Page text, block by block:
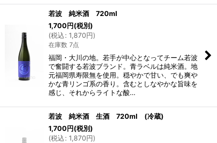
若波 純米酒 720ml
1,700円(税別)
(税込: 1,870円)
在庫数 7点
福岡・大川の地。若手が中心となってチーム若波
で奮闘する若波ブランド。青ラベルは純米酒。地
元福岡県寿限無を使用。穏やかで甘い、でも爽や
かな青リンゴ系の香り。含むとしなやかな旨味を
感じ、それからライトな酸…
若波 純米酒 生酒 720ml (冷蔵)
1,700円(税別)
(税込: 1,870円)